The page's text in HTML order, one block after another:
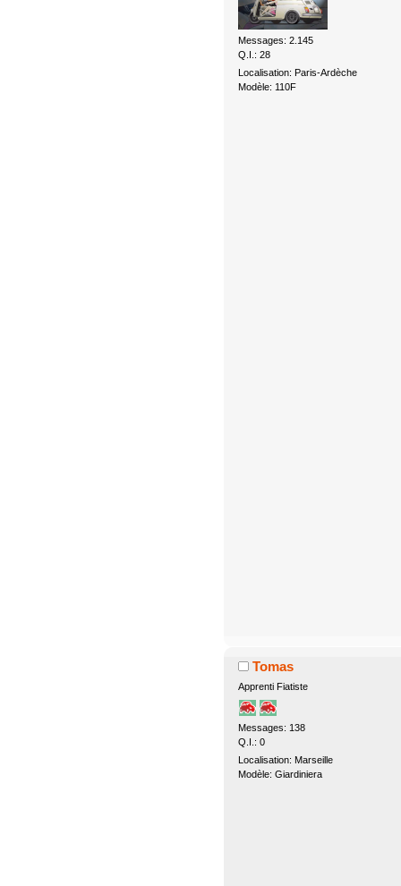
Messages: 2.145
Q.I.: 28
Localisation: Paris-Ardèche
Modèle: 110F
Tomas
Apprenti Fiatiste
Messages: 138
Q.I.: 0
Localisation: Marseille
Modèle: Giardiniera